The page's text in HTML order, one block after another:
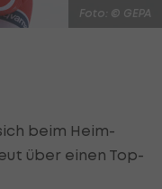
Foto: © GEPA
beim Heim-
über einen Top-